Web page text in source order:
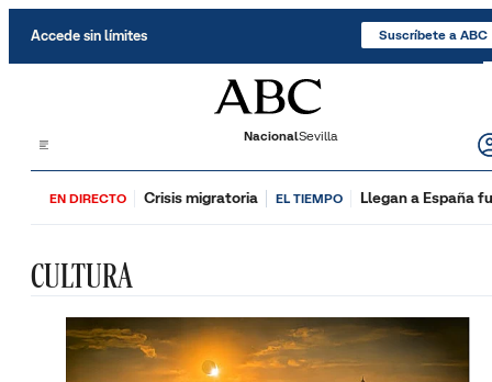
Accede sin límites Suscríbete a ABC
NacionalSevilla
EN DIRECTO Crisis migratoria EL TIEMPO Llegan a España
CULTURA